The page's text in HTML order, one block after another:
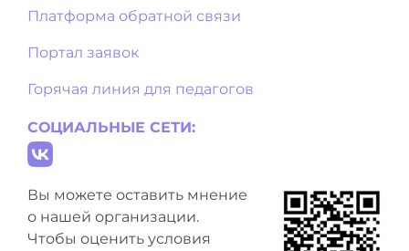
Платформа обратной связи
Портал заявок
Горячая линия для педагогов
СОЦИАЛЬНЫЕ СЕТИ:
Вы можете оставить мнение
о нашей организации.
Чтобы оценить условия